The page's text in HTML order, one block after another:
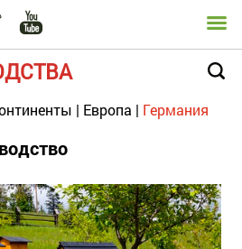
| Европа | Германия